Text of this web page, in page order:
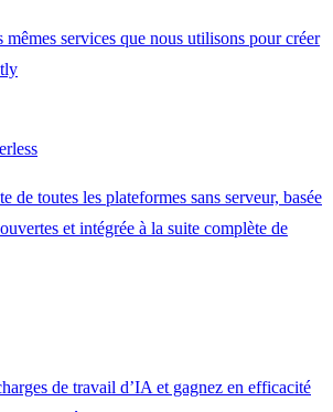
mêmes services que nous utilisons pour créer
de toutes les plateformes sans serveur, basée
et intégrée à la suite complète de
de travail d’IA et gagnez en efficacité